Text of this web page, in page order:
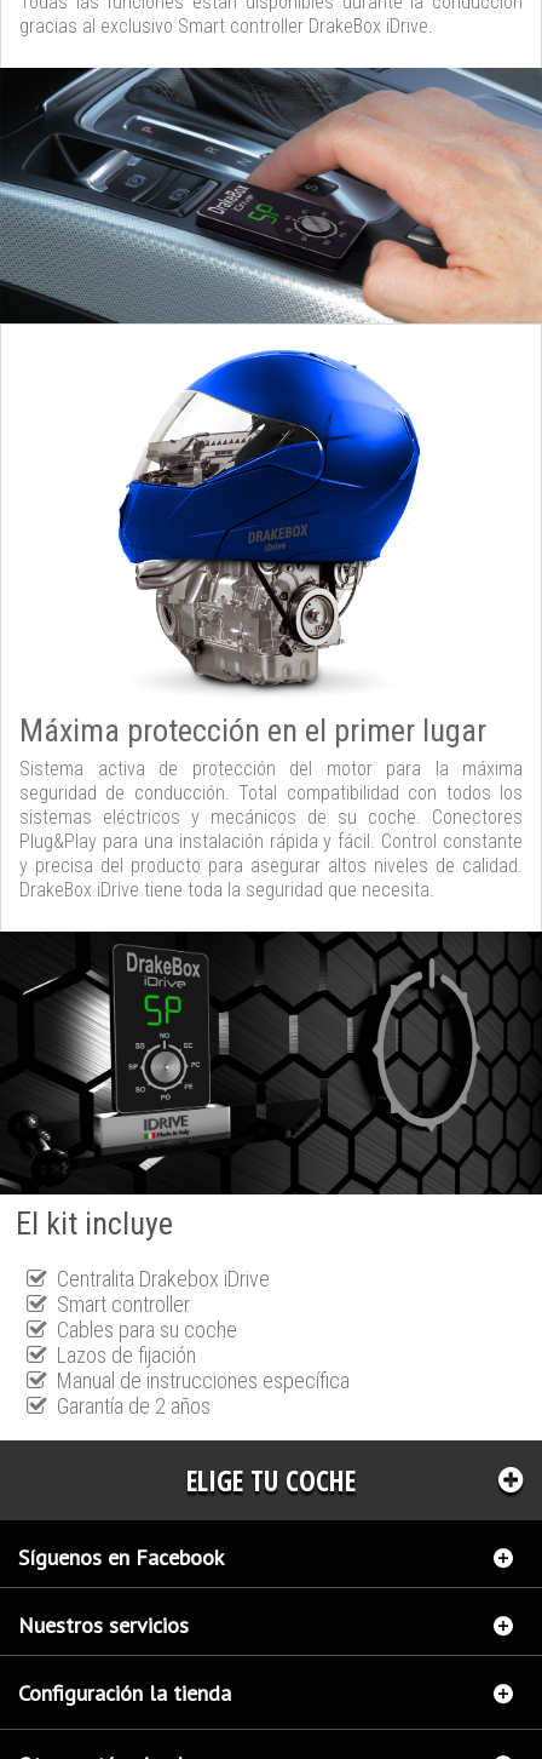
gracias al exclusivo Smart controller DrakeBox iDrive.
Máxima protección en el primer lugar
Sistema activa de protección del motor para la máxima
seguridad de conducción. Total compatibilidad con todos los
sistemas eléctricos y mecánicos de su coche. Conectores
Plug&Play para una instalación rápida y fácil. Control constante
y precisa del producto para asegurar altos niveles de calidad.
DrakeBox iDrive tiene toda la seguridad que necesita.
El kit incluye
Centralita Drakebox iDrive
Smart controller
Cables para su coche
Lazos de fijación
Manual de instrucciones específica
Garantía de 2 años
ELIGE TU COCHE
Síguenos en Facebook
Nuestros servicios
Configuración la tienda